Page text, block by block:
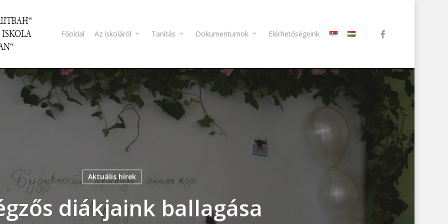
Főoldal Az iskoláról Tanítás Dokumentumok Elérhetőségeink facebook
Aktuális hírek
diákjaink ballagása